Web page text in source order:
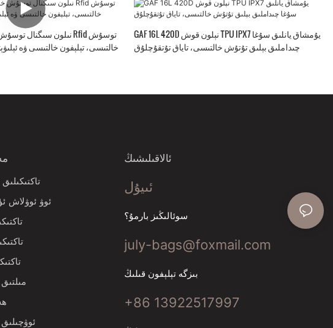
خالتىسى، تېلېفون خالتىسى ۋە
GAF 16L 420D نېلون قوش TPU IPX7 يۇمشاق يانلىق سۇغا
چىداملىق بېلىق تۇتۇش خالتىسى، تاياق تۇتقۇچلۇق
ئوۋ ئوۋلاش
ئالاقىلىشىڭ
ئىيۇل
سوئالىڭىز بارمۇ؟
july-bags@foxmail.com
بىزگە تېلېفون قىلىڭ
+86 13922517997